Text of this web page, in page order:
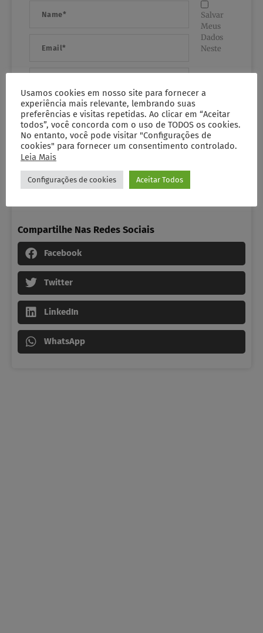
Website
Salvar
Meus
Dados
Neste
Navegador Para A Próxima Vez Que Eu Comentar.
Compartilhe Nas Redes Sociais
Facebook
Twitter
LinkedIn
WhatsApp
Usamos cookies em nosso site para fornecer a
experiência mais relevante, lembrando suas
preferências e visitas repetidas. Ao clicar em “Aceitar
todos”, você concorda com o uso de TODOS os cookies.
No entanto, você pode visitar "Configurações de
cookies" para fornecer um consentimento controlado.
Leia Mais
Configurações de cookies Aceitar Todos